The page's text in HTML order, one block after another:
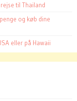
til Thailand
og køb dine
eller på Hawaii